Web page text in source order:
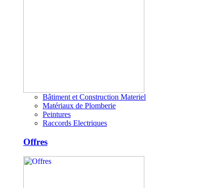
Bâtiment et Construction Materiel
Matériaux de Plomberie
Peintures
Raccords Electriques
Offres